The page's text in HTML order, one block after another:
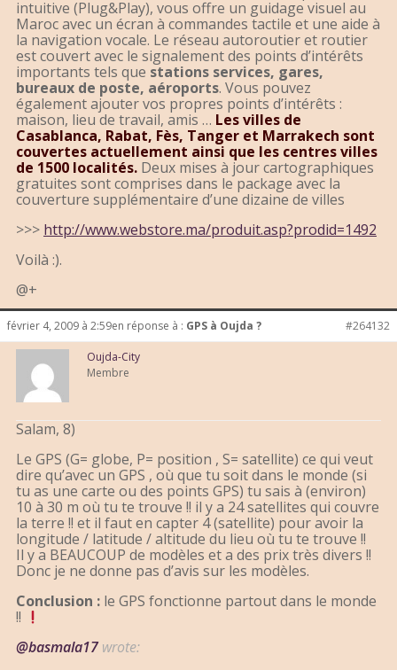
intuitive (Plug&Play), vous offre un guidage visuel au
Maroc avec un écran à commandes tactile et une aide à
la navigation vocale. Le réseau autoroutier et routier
est couvert avec le signalement des points d’intérêts
importants tels que stations services, gares,
bureaux de poste, aéroports. Vous pouvez
également ajouter vos propres points d’intérêts :
maison, lieu de travail, amis … Les villes de
Casablanca, Rabat, Fès, Tanger et Marrakech sont
couvertes actuellement ainsi que les centres villes
de 1500 localités. Deux mises à jour cartographiques
gratuites sont comprises dans le package avec la
couverture supplémentaire d’une dizaine de villes
>>> http://www.webstore.ma/produit.asp?prodid=1492
Voilà :).
@+
février 4, 2009 à 2:59en réponse à : GPS à Oujda ? #264132
Oujda-City
Membre
Salam, 8)
Le GPS (G= globe, P= position , S= satellite) ce qui veut
dire qu’avec un GPS , où que tu soit dans le monde (si
tu as une carte ou des points GPS) tu sais à (environ)
10 à 30 m où tu te trouve !! il y a 24 satellites qui couvre
la terre !! et il faut en capter 4 (satellite) pour avoir la
longitude / latitude / altitude du lieu où tu te trouve !!
Il y a BEAUCOUP de modèles et a des prix très divers !!
Donc je ne donne pas d’avis sur les modèles.
Conclusion : le GPS fonctionne partout dans le monde
!!
@basmala17wrote: